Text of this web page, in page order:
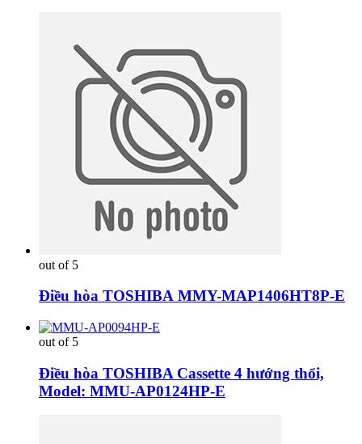
out of 5
Điều hòa TOSHIBA MMY-MAP1406HT8P-E
out of 5
Điều hòa TOSHIBA Cassette 4 hướng thổi,
Model: MMU-AP0124HP-E